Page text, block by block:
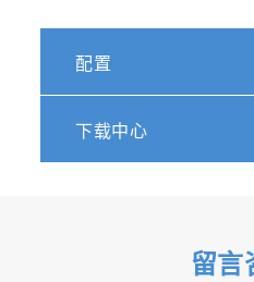
配置
下载中心
留言